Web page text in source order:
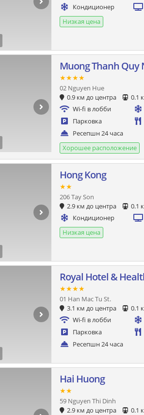
Кондиционер
Низкая цена
Muong Thanh Quy
★★★★
02 Nguyen Hue
0.9 км до центра
0.1
Wi-fi в лобби
Парковка
Ресепшн 24 часа
Хорошее расположение
Hong Kong
★★
206 Tay Son
2.9 км до центра
0.1
Кондиционер
Низкая цена
Royal Hotel &
★★★★
01 Han Mac Tu St.
3.1 км до центра
0.1
Wi-fi в лобби
Парковка
Ресепшн 24 часа
Hai Huong
★★
59 Nguyen Thi Dinh
2.9 км до центра
0.1